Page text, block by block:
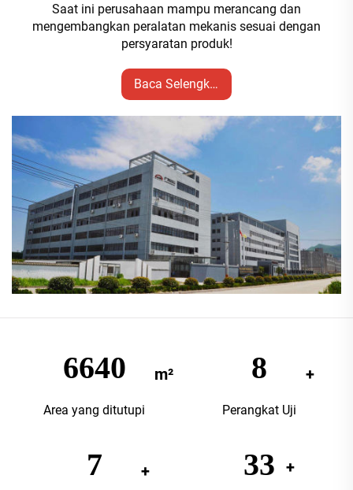
Saat ini perusahaan mampu merancang dan
mengembangkan peralatan mekanis sesuai dengan
persyaratan produk!
Baca Selengkapnya
9520
Area yang ditutupi
12
Perangkat Uji
10 48